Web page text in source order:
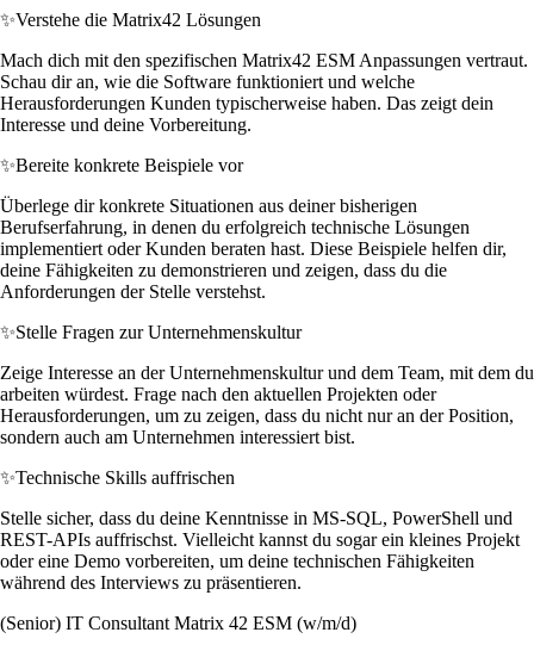
✨Verstehe die Matrix42 Lösungen
Mach dich mit den spezifischen Matrix42 ESM Anpassungen vertraut.
Schau dir an, wie die Software funktioniert und welche
Herausforderungen Kunden typischerweise haben. Das zeigt dein
Interesse und deine Vorbereitung.
✨Bereite konkrete Beispiele vor
Überlege dir konkrete Situationen aus deiner bisherigen
Berufserfahrung, in denen du erfolgreich technische Lösungen
implementiert oder Kunden beraten hast. Diese Beispiele helfen dir,
deine Fähigkeiten zu demonstrieren und zeigen, dass du die
Anforderungen der Stelle verstehst.
✨Stelle Fragen zur Unternehmenskultur
Zeige Interesse an der Unternehmenskultur und dem Team, mit dem du
arbeiten würdest. Frage nach den aktuellen Projekten oder
Herausforderungen, um zu zeigen, dass du nicht nur an der Position,
sondern auch am Unternehmen interessiert bist.
✨Technische Skills auffrischen
Stelle sicher, dass du deine Kenntnisse in MS-SQL, PowerShell und
REST-APIs auffrischst. Vielleicht kannst du sogar ein kleines Projekt
oder eine Demo vorbereiten, um deine technischen Fähigkeiten
während des Interviews zu präsentieren.
(Senior) IT Consultant Matrix 42 ESM (w/m/d)